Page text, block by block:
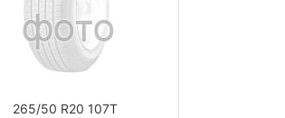
265/50 R20 107T